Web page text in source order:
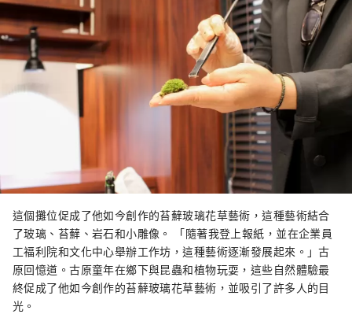
這個攤位促成了他如今創作的苔蘚玻璃花草藝術，這種藝術結合
了玻璃、苔蘚、岩石和小雕像。 「隨著我登上報紙，並在企業員
工福利院和文化中心舉辦工作坊，這種藝術逐漸發展起來。」古
原回憶道。古原童年在鄉下與昆蟲和植物玩耍，這些自然體驗最
終促成了他如今創作的苔蘚玻璃花草藝術，並吸引了許多人的目
光。